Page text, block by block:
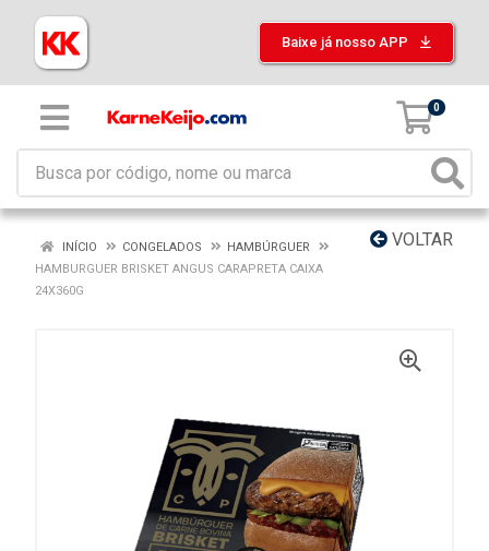
Baixe já nosso APP
0
VOLTAR
INÍCIO CONGELADOS
HAMBÚRGUER
HAMBURGUER BRISKET ANGUS CARAPRETA CAIXA
24X360G